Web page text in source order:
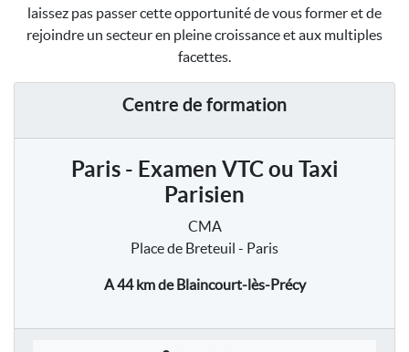
laissez pas passer cette opportunité de vous former et de
rejoindre un secteur en pleine croissance et aux multiples
facettes.
Centre de formation
Paris - Examen VTC ou Taxi
Parisien
CMA
Place de Breteuil - Paris
A 44 kmde Blaincourt-lès-Précy